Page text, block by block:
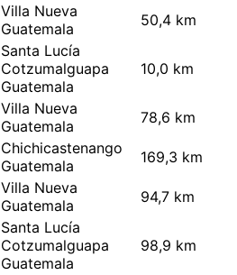
Villa Nueva
Guatemala
50,4 km
Santa Lucía
Cotzumalguapa
Guatemala
10,0 km
Villa Nueva
Guatemala
78,6 km
Chichicastenango
Guatemala
169,3 km
Villa Nueva
Guatemala
94,7 km
Santa Lucía
Cotzumalguapa
Guatemala
98,9 km